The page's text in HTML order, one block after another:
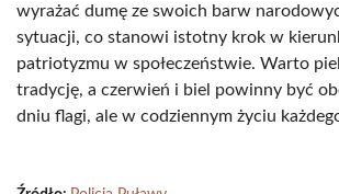
wyrażać dumę ze swoich barw
sytuacji, co stanowi istotny krok w
patriotyzmu w społeczeństwie. Warto
tradycję, a czerwień i biel powinny być
dniu flagi, ale w codziennym życiu